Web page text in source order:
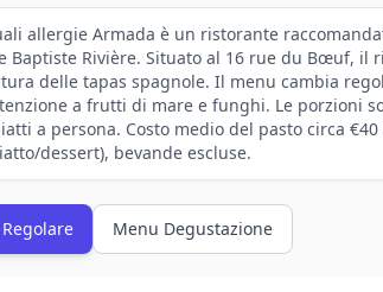
allergie Armada è un ristorante
Baptiste Rivière. Situato al 16 rue du Bœuf, il
delle tapas spagnole. Il menu cambia
a frutti di mare e funghi. Le porzioni
a persona. Costo medio del pasto circa
dessert), bevande escluse.
Menu Degustazione